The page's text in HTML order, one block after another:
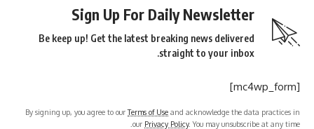
Sign Up For Daily Newsletter
Be keep up! Get the latest breaking news delivered
straight to your inbox.
[mc4wp_form]
By signing up, you agree to ourTerms of Use and acknowledge the data practices in
our Privacy Policy. You may unsubscribe at any time.